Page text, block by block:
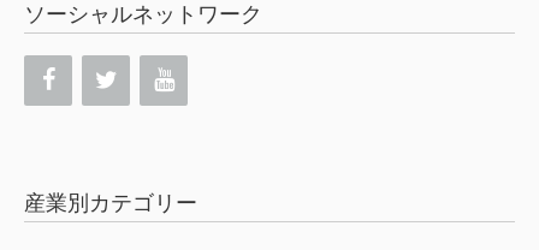
ソーシャルネットワーク
産業別カテゴリー